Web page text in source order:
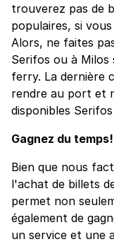
trouverez pas de
populaires, si
Alors, ne faites
Serifos ou à Milos
ferry. La dernière
rendre au port et
disponibles
Gagnez du temps!
Bien que nous
l'achat de billets
permet non
également de
un service et une